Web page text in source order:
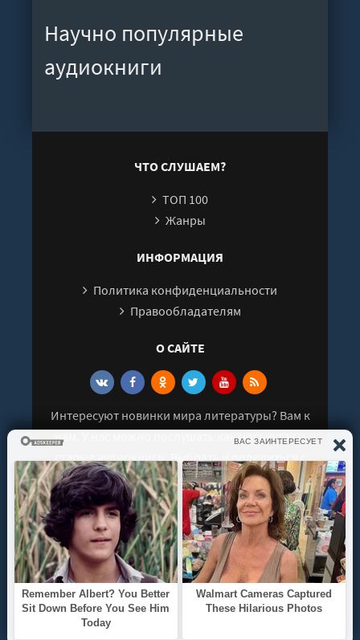
Научно популярные
аудиокниги
ЧТО СЛУШАЕМ?
ТОП 100
Жанры
ИНФОРМАЦИЯ
Политика конфиденциальности
Правообладателям
О САЙТЕ
Интересуют новинки мира литературы? Вам к
нам. У нас можно послушать как новые так и
старые аудиокниги. Выбрать и поделиться с
друзьями лучшими аудиокнигами!
© 2021 - 2026 kniga-audio.net. Все права
защищены.